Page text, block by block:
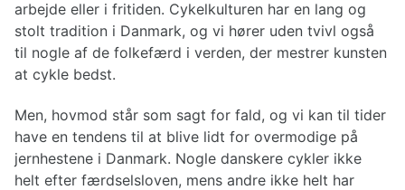
Cykelruter Århus
Cykelruter Vestjylland
Cykelruter Østjylland
Cykelruter Bornholm
Cykelruter Fyn
arbejde eller i fritiden. Cykelkulturen har en lang og
stolt tradition i Danmark, og vi hører uden tvivl også
til nogle af de folkefærd i verden, der mestrer kunsten
at cykle bedst.
Men, hovmod står som sagt for fald, og vi kan til tider
have en tendens til at blive lidt for overmodige på
jernhestene i Danmark. Nogle danskere cykler ikke
helt efter færdselsloven, mens andre ikke helt har